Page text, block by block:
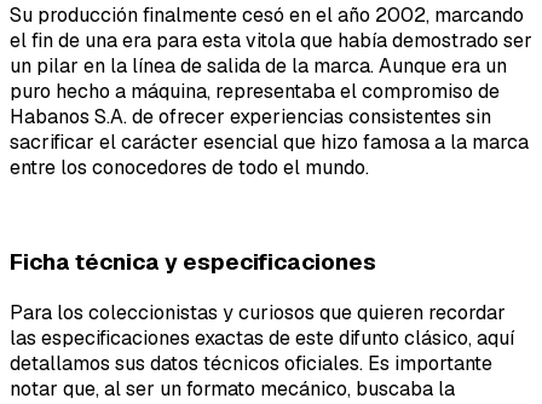
Su producción finalmente cesó en el año 2002, marcando
el fin de una era para esta vitola que había demostrado ser
un pilar en la línea de salida de la marca. Aunque era un
puro hecho a máquina, representaba el compromiso de
Habanos S.A. de ofrecer experiencias consistentes sin
sacrificar el carácter esencial que hizo famosa a la marca
entre los conocedores de todo el mundo.
Ficha técnica y especificaciones
Para los coleccionistas y curiosos que quieren recordar
las especificaciones exactas de este difunto clásico, aquí
detallamos sus datos técnicos oficiales. Es importante
notar que, al ser un formato mecánico, buscaba la